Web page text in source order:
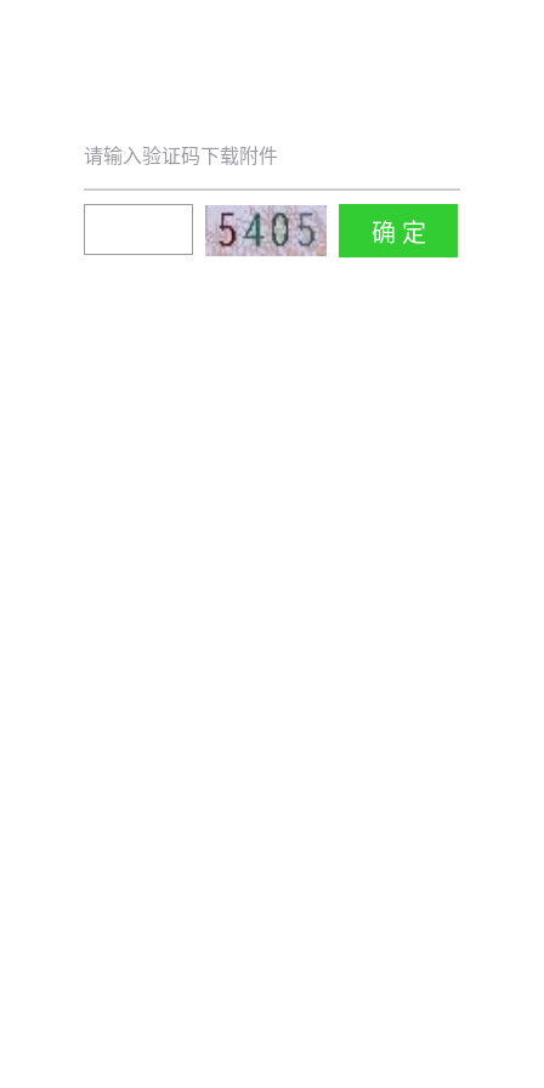
请输入验证码下载附件